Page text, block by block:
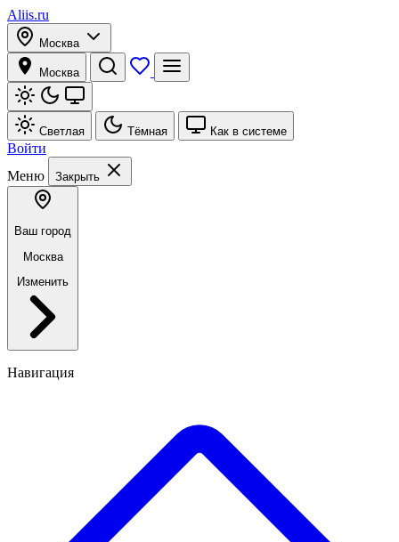
Aliis.ru
Москва
Москва
Светлая Тёмная Как в системе
Войти
Меню
Закрыть
Ваш город
Москва
Изменить
Навигация